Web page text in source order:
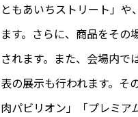
ともあいちストリート」
ます。さらに、商品をその
されます。また、会場内で
表の展示も行われます。そ
肉パビリオン」「プレミア